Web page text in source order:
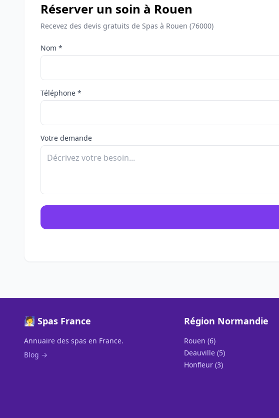
Réserver un soin à Rouen
Recevez des devis gratuits de Spas à Rouen (76000)
Nom *
Téléphone *
Votre demande
🧖 Spas France
Annuaire des spas en France.
Blog →
Région Normandie
Rouen (6)
Deauville (5)
Honfleur (3)